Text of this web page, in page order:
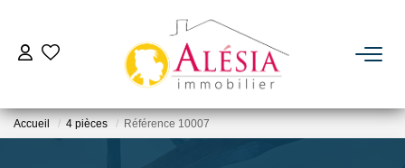
ACHETER
Accueil 4 pièces Référence 10007